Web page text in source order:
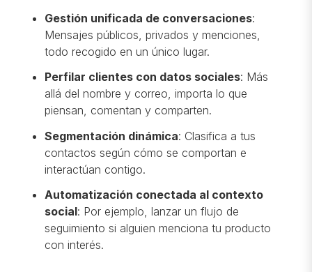
Gestión unificada de conversaciones:
Mensajes públicos, privados y menciones,
todo recogido en un único lugar.
Perfilar clientes con datos sociales: Más
allá del nombre y correo, importa lo que
piensan, comentan y comparten.
Segmentación dinámica: Clasifica a tus
contactos según cómo se comportan e
interactúan contigo.
Automatización conectada al contexto
social: Por ejemplo, lanzar un flujo de
seguimiento si alguien menciona tu producto
con interés.